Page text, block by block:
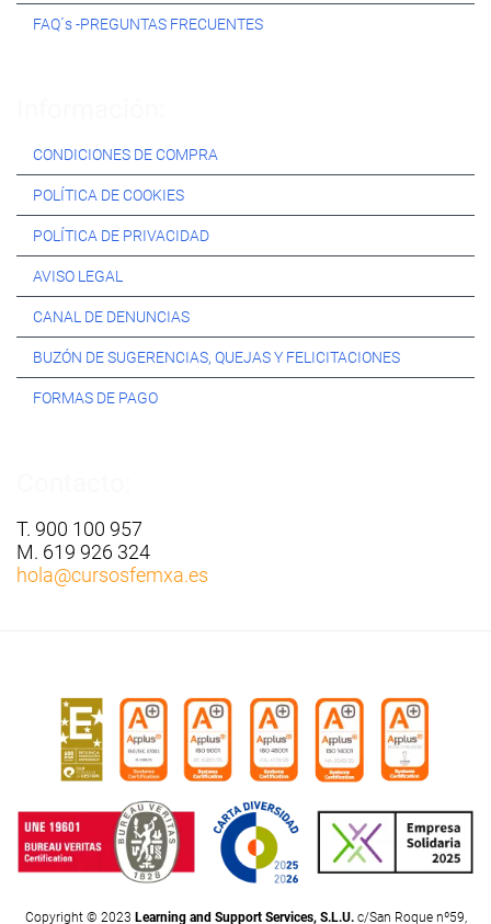
FAQ´s -PREGUNTAS FRECUENTES
CONDICIONES DE COMPRA
POLÍTICA DE COOKIES
POLÍTICA DE PRIVACIDAD
AVISO LEGAL
CANAL DE DENUNCIAS
BUZÓN DE SUGERENCIAS, QUEJAS Y FELICITACIONES
FORMAS DE PAGO
T. 900 100 957
M. 619 926 324
hola@cursosfemxa.es
Copyright © 2023 Learning and Support Services, S.L.U.c/San Roque nº59,